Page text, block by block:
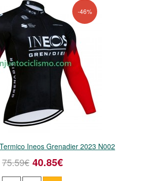
-46%
Ineos Grenadier 2023 N002
75.59€ 40.85€